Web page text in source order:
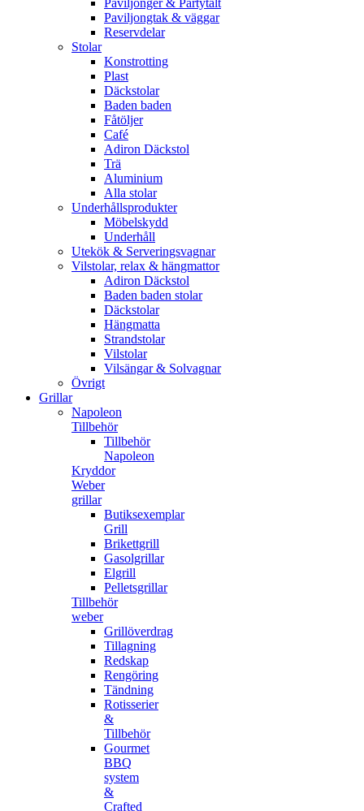
Paviljonger & Partytält
Paviljongtak & väggar
Reservdelar
Stolar
Konstrotting
Plast
Däckstolar
Baden baden
Fåtöljer
Café
Adiron Däckstol
Trä
Aluminium
Alla stolar
Underhållsprodukter
Möbelskydd
Underhåll
Utekök & Serveringsvagnar
Vilstolar, relax & hängmattor
Adiron Däckstol
Baden baden stolar
Däckstolar
Hängmatta
Strandstolar
Vilstolar
Vilsängar & Solvagnar
Övrigt
Grillar
Napoleon
Tillbehör
Tillbehör
Napoleon
Kryddor
Weber
grillar
Butiksexemplar
Grill
Brikettgrill
Gasolgrillar
Elgrill
Pelletsgrillar
Tillbehör
weber
Grillöverdrag
Tillagning
Redskap
Rengöring
Tändning
Rotisserier
&
Tillbehör
Gourmet
BBQ
system
&
Crafted